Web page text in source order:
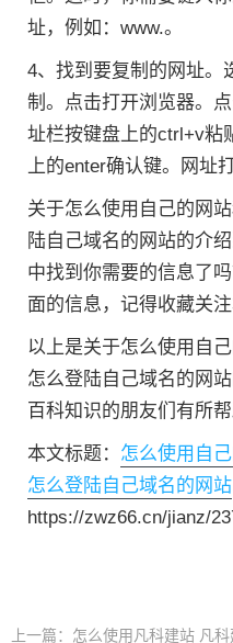
址，例如：www.。
4、找到要复制的网址。
制。点击打开浏览器。
址栏按键盘上的ctrl+v粘
上的enter确认键。网址
关于怎么使用自己的网
陆自己域名的网站的介
中找到你需要的信息了
面的信息，记得收藏关注
以上是关于怎么使用自
怎么登陆自己域名的网
百科知识的朋友们有所帮
本文标题： 怎么使用自
怎么登陆自己域名的网站
https://zwz66.cn/jianz/
上一篇： 怎么使用凡科建站 凡